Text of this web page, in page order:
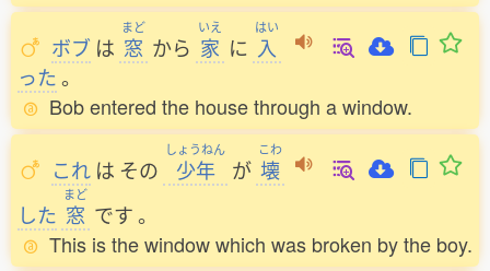
ボブ は
まど
窓 から
いえ
家 に
はい
入
った。
Bob entered the house through a window.
これ は その
しょうねん
少年 が
こわ
壊
した
まど
窓 です。
This is the window which was broken by the boy.